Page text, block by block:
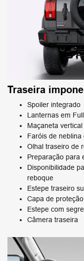
Traseira
Spoiler integrado
Lanternas em
Maçaneta
Faróis de neblina
Olhal traseiro de
Preparação para
Disponibilidade
reboque
Estepe traseiro
Capa de
Estepe com
Câmera traseira